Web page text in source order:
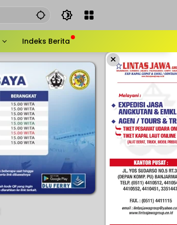
Indeks Berita
×